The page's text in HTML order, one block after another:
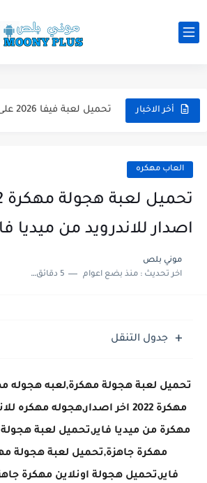
أخر الاخبار
العاب مهكره
اصدار للاندرويد من ميديا
موني بلص
اخر تحديث :منذ بضع اعوام 5 دقائق للقراءة
جدول التنقل
تحميل لعبة هجولة مهكرة,لعبه هجوله
مهكرة 2022 اخر اصدار,هجوله
مهكرة جاهزة,تحميل لعبة هجولة
فاير,تحميل هجولة اونلاين مهكرة